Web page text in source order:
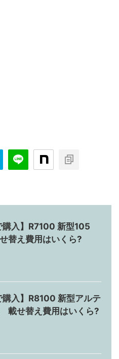
購入】R7100 新型105
替え費用はいくら?
購入】R8100 新型アルテ
載せ替え費用はいくら?